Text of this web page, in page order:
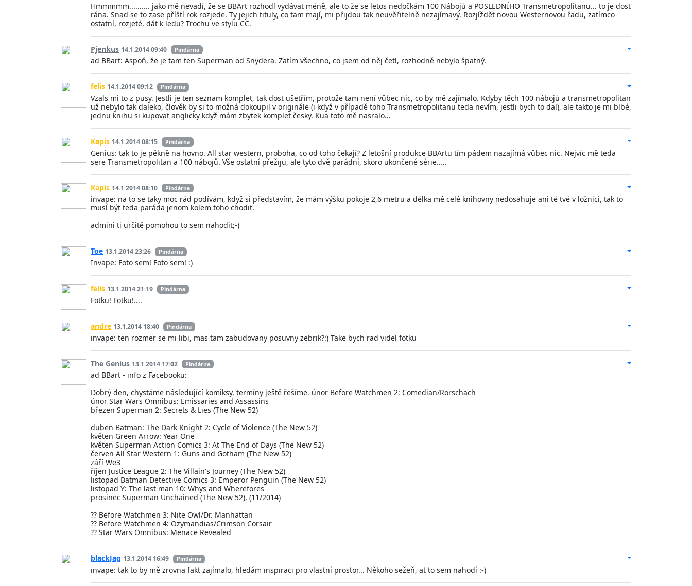
Hmmmmm.......... jako mě nevadí, že se BBArt rozhodl vydávat méně, ale to že se letos nedočkám 100 Nábojů a POSLEDNÍHO Transmetropolitanu... to je dost
rána. Snad se to zase příští rok rozjede. Ty jejich tituly, co tam mají, mi přijdou tak neuvěřitelně nezajímavý. Rozjíždět novou Westernovou řadu, zatímco
ostatní, rozjeté, dát k ledu? Trochu ve stylu CC.
Pjenkus 14.1.2014 09:40 Pindárna
ad BBart: Aspoň, že je tam ten Superman od Snydera. Zatím všechno, co jsem od něj četl, rozhodně nebylo špatný.
felis 14.1.2014 09:12 Pindárna
Vzals mi to z pusy. Jestli je ten seznam komplet, tak dost ušetřím, protože tam není vůbec nic, co by mě zajímalo. Kdyby těch 100 nábojů a transmetropolitan
už nebylo tak daleko, člověk by si to možná dokoupil v originále (i když v případě toho Transmetropolitanu teda nevím, jestli bych to dal), ale takto je mi blbé,
jednu knihu si kupovat anglicky když mám zbytek komplet česky. Kua toto mě nasralo...
Kapis 14.1.2014 08:15 Pindárna
Genius: tak to je pěkně na hovno. All star western, proboha, co od toho čekají? Z letošní produkce BBArtu tím pádem nazajímá vůbec nic. Nejvíc mě teda
sere Transmetropolitan a 100 nábojů. Vše ostatní přežiju, ale tyto dvě parádní, skoro ukončené série.....
Kapis 14.1.2014 08:10 Pindárna
invape: na to se taky moc rád podívám, když si představím, že mám výšku pokoje 2,6 metru a délka mé celé knihovny nedosahuje ani té tvé v ložnici, tak to
musí být teda paráda jenom kolem toho chodit.
admini ti určitě pomohou to sem nahodit;-)
Toe 13.1.2014 23:26 Pindárna
Invape: Foto sem! Foto sem! :)
felis 13.1.2014 21:19 Pindárna
Fotku! Fotku!....
andre 13.1.2014 18:40 Pindárna
invape: ten rozmer se mi libi, mas tam zabudovany posuvny zebrik?:) Take bych rad videl fotku
The Genius 13.1.2014 17:02 Pindárna
ad BBart - info z Facebooku:
Dobrý den, chystáme následující komiksy, termíny ještě řešíme. únor Before Watchmen 2: Comedian/Rorschach
únor Star Wars Omnibus: Emissaries and Assassins
březen Superman 2: Secrets & Lies (The New 52)
duben Batman: The Dark Knight 2: Cycle of Violence (The New 52)
květen Green Arrow: Year One
květen Superman Action Comics 3: At The End of Days (The New 52)
červen All Star Western 1: Guns and Gotham (The New 52)
září We3
říjen Justice League 2: The Villain's Journey (The New 52)
listopad Batman Detective Comics 3: Emperor Penguin (The New 52)
listopad Y: The last man 10: Whys and Wherefores
prosinec Superman Unchained (The New 52), (11/2014)
?? Before Watchmen 3: Nite Owl/Dr. Manhattan
?? Before Watchmen 4: Ozymandias/Crimson Corsair
?? Star Wars Omnibus: Menace Revealed
blackJag 13.1.2014 16:49 Pindárna
invape: tak to by mě zrovna fakt zajímalo, hledám inspiraci pro vlastní prostor... Někoho sežeň, ať to sem nahodí :-)